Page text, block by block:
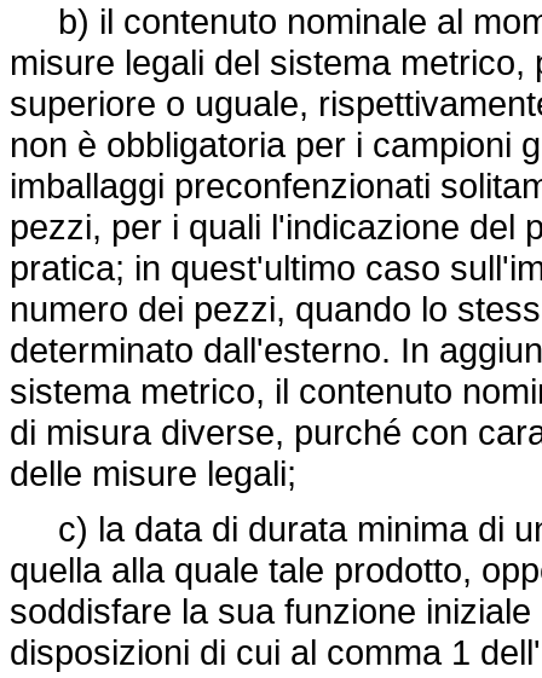
b) il contenuto nominale al
misure legali del sistema
superiore o uguale,
non è obbligatoria per i campioni
imballaggi preconfenzionati
pezzi, per i quali l'indicazione del
pratica; in quest'ultimo caso
numero dei pezzi, quando lo
determinato dall'esterno. In
sistema metrico, il contenuto
di misura diverse, purché con
delle misure legali;
c) la data di durata minima di
quella alla quale tale prodotto,
soddisfare la sua funzione
disposizioni di cui al comma 1